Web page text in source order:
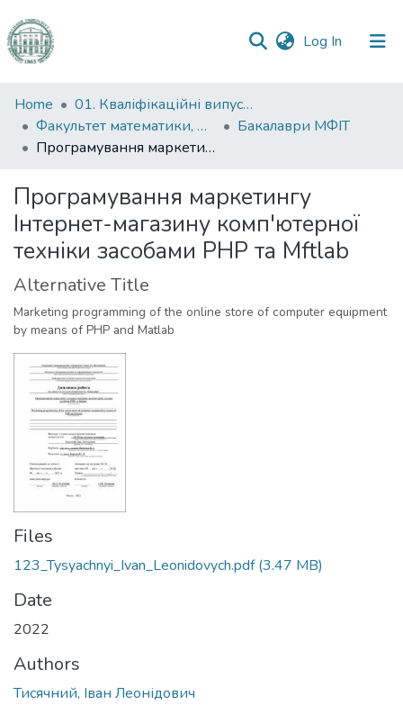
Log In (current)
Communities
&
Collections
Statistics
Home
01. Кваліфікаційні випускні роботи здобувачів вищої освіти
Факультет математики, фізики та інформаційних технологій
Бакалаври МФІТ
Програмування маркетингу Інтернет-магазину комп'ютерної техніки засобами PHP та Mftlab
Програмування маркетингу
Інтернет-магазину комп'ютерної
техніки засобами PHP та Mftlab
Alternative Title
Marketing programming of the online store of computer equipment
by means of PHP and Matlab
Files
123_Tysyachnyi_Ivan_Leonidovych.pdf(3.47 MB)
Date
2022
Authors
Тисячний, Іван Леонідович